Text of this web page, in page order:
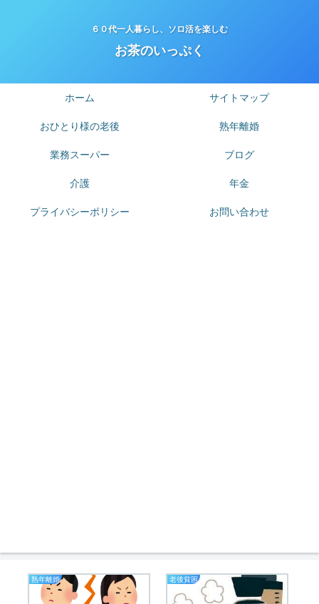
６０代一人暮らし、ソロ活を楽しむ
お茶のいっぷく
ホーム サイトマップ
おひとり様の老後 熟年離婚
業務スーパー ブログ
介護 年金
プライバシーポリシー お問い合わせ
熟年離婚 老後貧困